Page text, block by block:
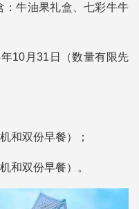
：牛油果礼盒、七彩牛牛
10月31日（数量有限先
和双份早餐）；
和双份早餐）。